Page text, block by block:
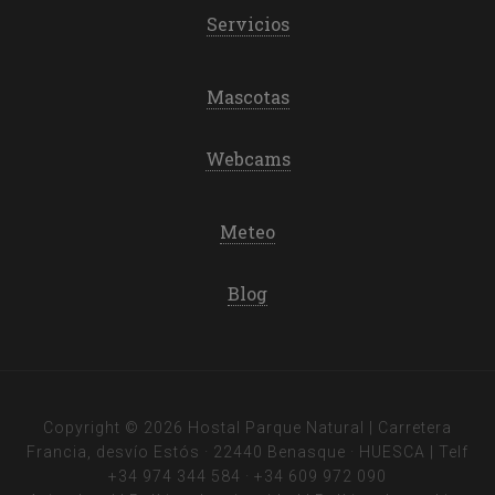
Servicios
Mascotas
Webcams
Meteo
Blog
Copyright © 2026 Hostal Parque Natural | Carretera
Francia, desvío Estós · 22440 Benasque · HUESCA | Telf
+34 974 344 584 · +34 609 972 090